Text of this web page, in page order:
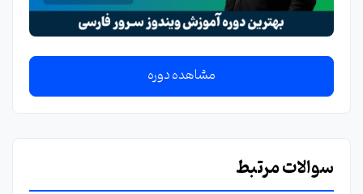
مشاهده دوره
سوالات مرتبط